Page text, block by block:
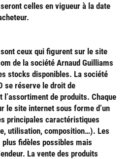
celles en vigueur à la date
ceux qui figurent sur le site
de la société Arnaud Guilliams
stocks disponibles. La société
se réserve le droit de
de produits. Chaque
le site internet sous forme d’un
principales caractéristiques
utilisation, composition…). Les
fidèles possibles mais
La vente des produits